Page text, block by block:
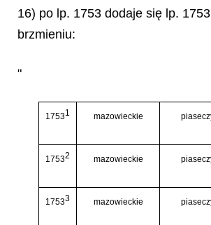
16) po lp. 1753 dodaje się lp. 1753
brzmieniu:
"
17531 mazowieckie
17532 mazowieckie
17533 mazowieckie